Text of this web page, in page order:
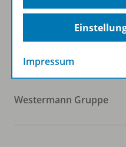
Folgen Sie uns auf
Westermann Gruppe
Impressum